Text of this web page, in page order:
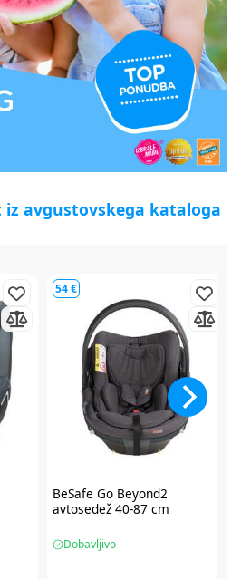
iz avgustovskega kataloga
64 €
BeSafe Go Beyond2
avtosedež 40-87 cm
Dobavljivo